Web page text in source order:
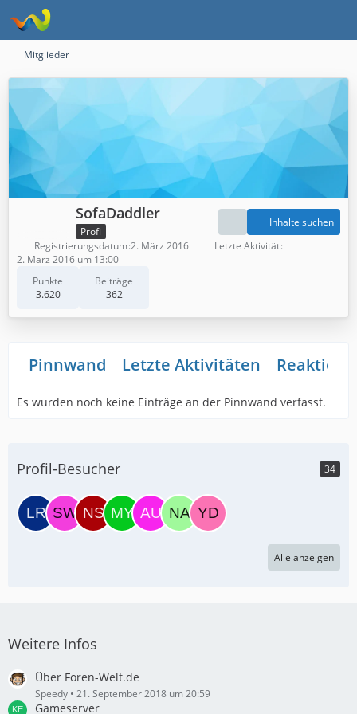
Mitglieder
SofaDaddler
Profi
Punkte
3.620
Beiträge
362
Inhalte suchen
Registrierungsdatum 2. März 2016
Letzte Aktivität
2. März 2016 um 13:00
Pinnwand Letzte Aktivitäten
Es wurden noch keine Einträge an der Pinnwand verfasst.
Profil-Besucher 34
Alle anzeigen
Weitere Infos
Über Foren-Welt.de
Speedy 21. September 2018 um 20:59
Gameserver